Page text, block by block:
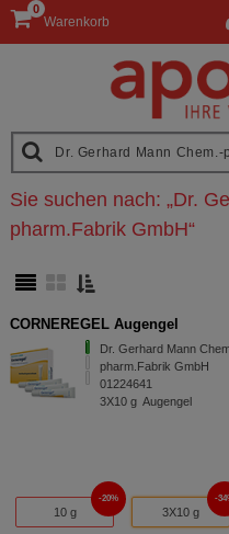
Warenkorb
0
Sie suchen nach: „Dr.
pharm.Fabrik GmbH“
CORNEREGEL Augengel
Dr. Gerhard Mann
pharm.Fabrik GmbH
01224641
3X10 g Augengel
10 g
20%
3X10 g